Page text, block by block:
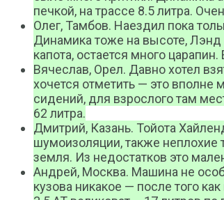
печкой, на трассе 8.5 литра.
Олег, Тамбов. Наездил пока
Динамика тоже на высоте, Лэнд
капота, остается много
Вячеслав, Орел. Давно хотел
хочется отметить — это вполне
сидений, для взрослого там
62 литра.
Дмитрий, Казань. Тойота
шумоизоляции, также неплохие
земля. Из недостатков это
Андрей, Москва. Машина не
кузова никакое — после того